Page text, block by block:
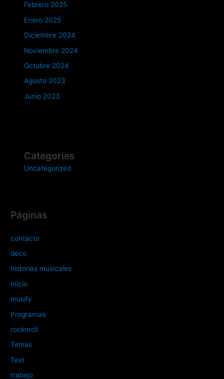
Febrero 2025
Enero 2025
Diciembre 2024
Noviembre 2024
Octubre 2024
Agosto 2023
Junio 2023
Categories
Uncategorized
Páginas
contacto
deco
historias musicales
Inicio
musify
Programas
rocknroll
Temas
Test
trabajo